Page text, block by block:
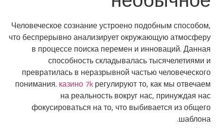
Человеческое сознание устроено подобным способом,
что беспрерывно анализирует окружающую атмосферу
в процессе поиска перемен и инноваций. Данная
способность складывалась тысячелетиями и
превратилась в неразрывной частью человеческого
понимания. казино 7kрегулируют то, как мы отвечаем
на реальность вокруг нас, принуждая нас
фокусироваться на то, что выбивается из общего
шаблона.